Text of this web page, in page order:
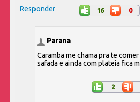
Responder 16 0
Parana
Caramba me chama pra te
safada e ainda com plateia fica
2